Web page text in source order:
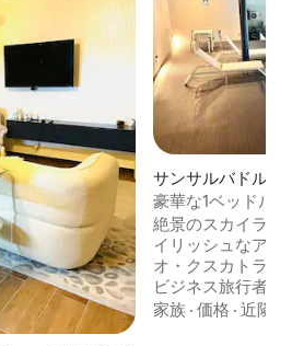
サンサルバドルの
ン・アパート
豪華な1ベッドル
グサイズベッド•
絶景のスカイライ
イリッシュなアパ
オ・クスカトラン
ビジネス旅行者
イに最適です。プ
家族 ·価格 ·近隣